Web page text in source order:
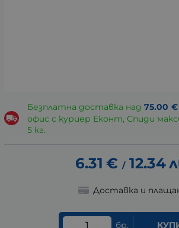
Безплатна доставка над 75.00 €
офис с куриер Еконт, Спиди
5 кг.
6.31 € / 12.34
Доставка и
бр.